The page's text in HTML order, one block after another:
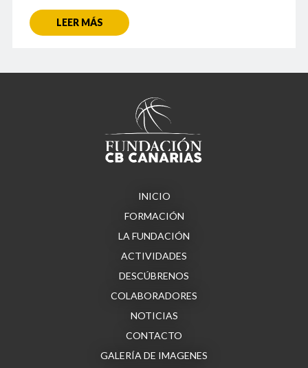
LEER MÁS
INICIO
FORMACIÓN
LA FUNDACIÓN
ACTIVIDADES
DESCÚBRENOS
COLABORADORES
NOTICIAS
CONTACTO
GALERÍA DE IMAGENES